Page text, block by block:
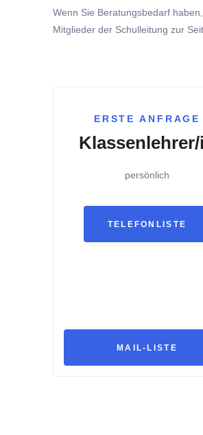
Wenn Sie Beratungsbedarf
Mitglieder der Schulleitung zur
ERSTE ANFRAGE
persönlich
TELEFONLISTE
MAIL-LISTE